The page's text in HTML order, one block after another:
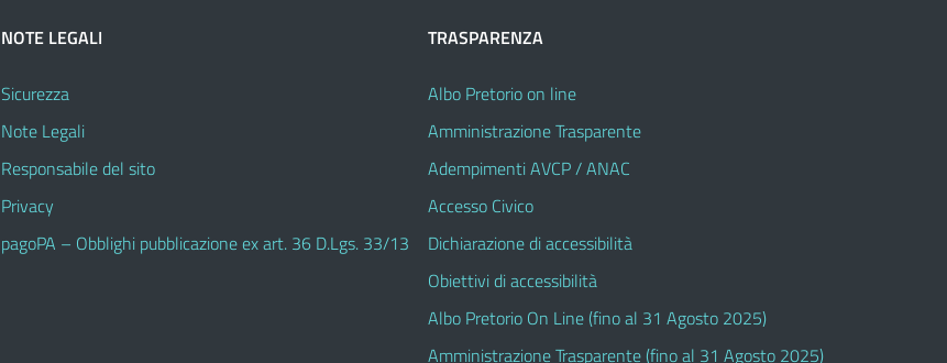
NOTE LEGALI
Sicurezza
Note Legali
Responsabile del sito
Privacy
pagoPA – Obblighi pubblicazione ex art. 36 D.Lgs. 33/13
TRASPARENZA
Albo Pretorio on line
Amministrazione Trasparente
Adempimenti AVCP / ANAC
Accesso Civico
Dichiarazione di accessibilità
Obiettivi di accessibilità
Albo Pretorio On Line (fino al 31 Agosto 2025)
Amministrazione Trasparente (fino al 31 Agosto 2025)